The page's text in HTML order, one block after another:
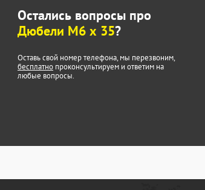
Остались вопросы про
Дюбели М6 х 35?
Оставь свой номер телефона, мы перезвоним,
бесплатно проконсультируем и ответим на
любые вопросы.